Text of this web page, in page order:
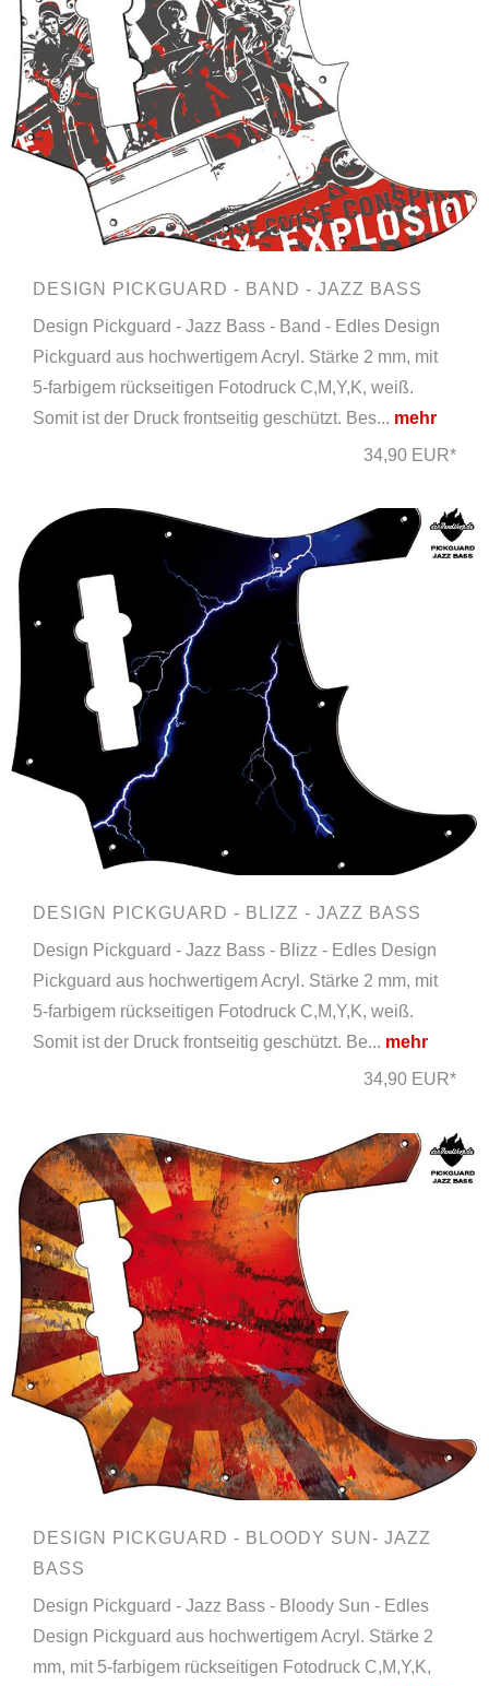
DESIGN PICKGUARD - BAND - JAZZ BASS
Design Pickguard - Jazz Bass - Band - Edles Design
Pickguard aus hochwertigem Acryl. Stärke 2 mm, mit
5-farbigem rückseitigen Fotodruck C,M,Y,K, weiß.
Somit ist der Druck frontseitig geschützt. Bes... mehr
34,90 EUR*
DESIGN PICKGUARD - BLIZZ - JAZZ BASS
Design Pickguard - Jazz Bass - Blizz - Edles Design
Pickguard aus hochwertigem Acryl. Stärke 2 mm, mit
5-farbigem rückseitigen Fotodruck C,M,Y,K, weiß.
Somit ist der Druck frontseitig geschützt. Be... mehr
34,90 EUR*
DESIGN PICKGUARD - BLOODY SUN- JAZZ
BASS
Design Pickguard - Jazz Bass - Bloody Sun - Edles
Design Pickguard aus hochwertigem Acryl. Stärke 2
mm, mit 5-farbigem rückseitigen Fotodruck C,M,Y,K,